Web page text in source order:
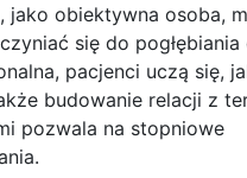
jako obiektywna osoba,
się do pogłębiania
pacjenci uczą się,
budowanie relacji z
pozwala na stopniowe